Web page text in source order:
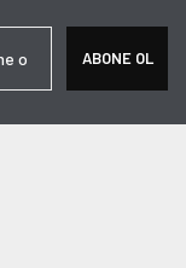
ABONE OL